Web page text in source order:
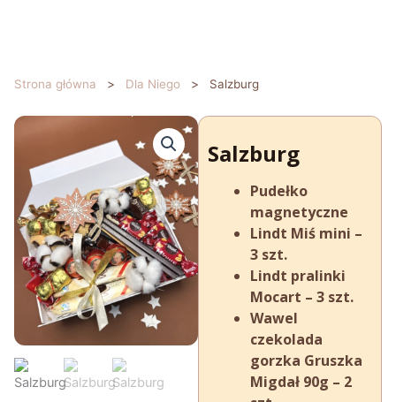
Strona główna > Dla Niego > Salzburg
Salzburg
Pudełko
magnetyczne
Lindt Miś mini –
3 szt.
Lindt pralinki
Mocart – 3 szt.
Wawel
czekolada
gorzka Gruszka
Migdał 90g – 2